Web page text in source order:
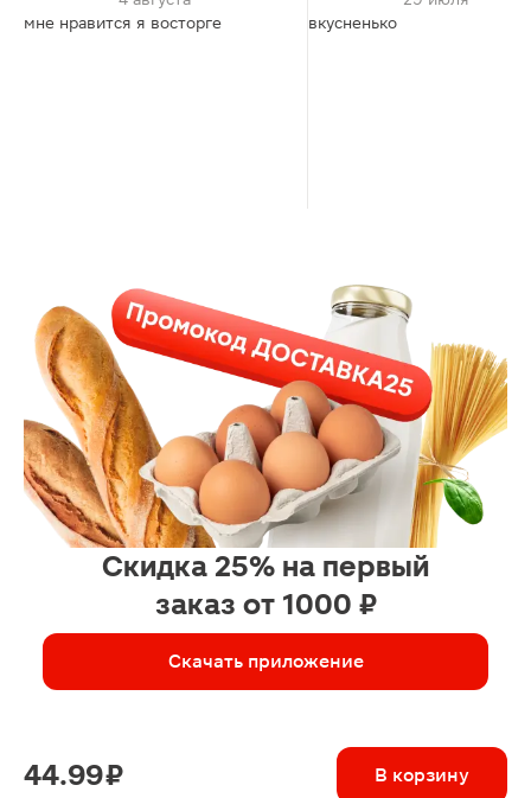
мне нравится я восторге
вкусненько
Скидка 25% на первый
заказ от 1000 ₽
Скачать приложение
44.99 ₽ В корзину